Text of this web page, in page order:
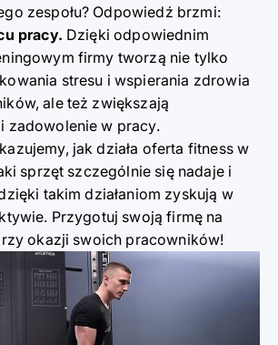
zespołu? Odpowiedź brzmi:
pracy. Dzięki odpowiednim
firmy tworzą nie tylko
stresu i wspierania zdrowia
ale też zwiększają
zadowolenie w pracy.
jak działa oferta fitness w
sprzęt szczególnie się nadaje i
takim działaniom zyskują w
Przygotuj swoją firmę na
okazji swoich pracowników!